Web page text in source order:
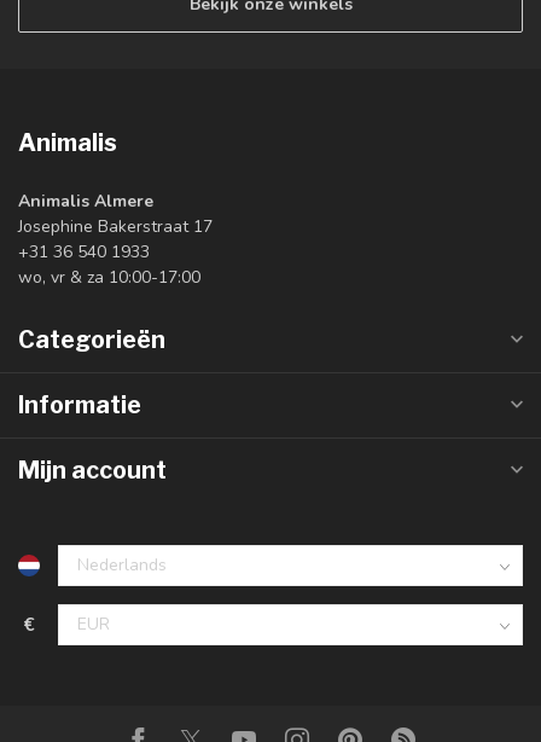
Animalis
Animalis Almere
Josephine Bakerstraat 17
+31 36 540 1933
wo, vr & za 10:00-17:00
Categorieën
Informatie
Mijn account
€